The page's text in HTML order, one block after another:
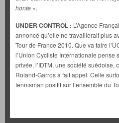
honte ».
UNDER CONTROL : L’Agence
annoncé qu’elle ne travaillerait plus
Tour de France 2010. Que va faire
l’Union Cycliste Internationale pense
privée, l’IDTM, une société suédoise,
Roland-Garros a fait appel. Celle
tennisman positif sur l’ensemble du